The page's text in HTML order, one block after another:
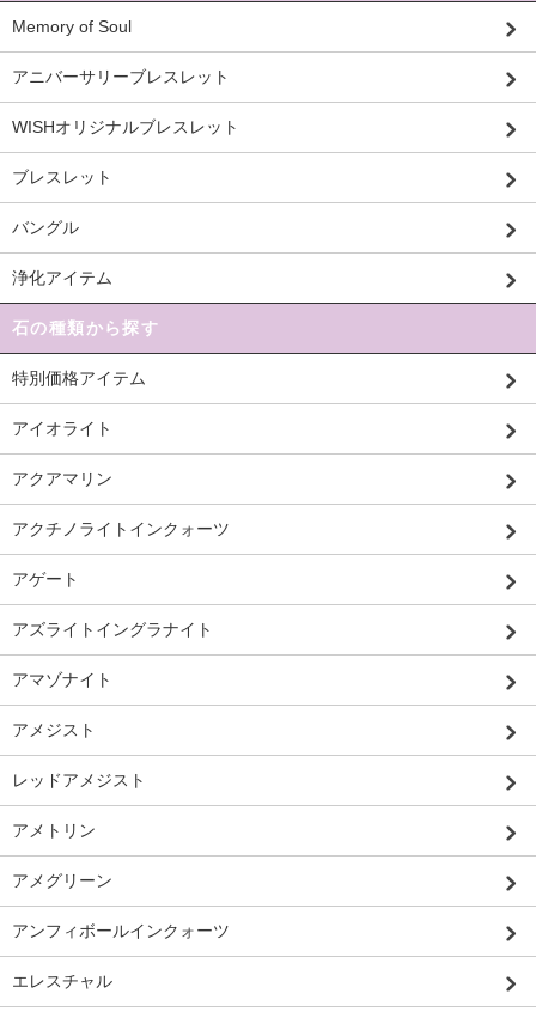
Memory of Soul
アニバーサリーブレスレット
WISHオリジナルブレスレット
ブレスレット
バングル
浄化アイテム
石の種類から探す
特別価格アイテム
アイオライト
アクアマリン
アクチノライトインクォーツ
アゲート
アズライトイングラナイト
アマゾナイト
アメジスト
レッドアメジスト
アメトリン
アメグリーン
アンフィボールインクォーツ
エレスチャル